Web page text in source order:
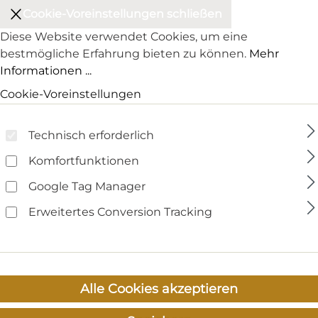
Diese Website verwendet Cookies, um eine
bestmögliche Erfahrung bieten zu können. Mehr
Informationen ...
Cookie-Voreinstellungen
Technisch erforderlich
Komfortfunktionen
Google Tag Manager
Erweitertes Conversion Tracking
Alle Cookies akzeptieren